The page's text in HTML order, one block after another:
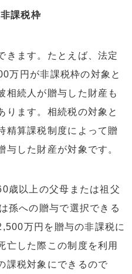
課税枠
きます。たとえば、法定
万円が非課税枠の対象と
相続人が贈与した財産も
ります。相続税の対象と
精算課税制度によって贈
した財産が対象です。
歳以上の父母または祖父
孫への贈与で選択できる
万円を贈与の非課税に
亡した際この制度を利用
課税対象にできるので